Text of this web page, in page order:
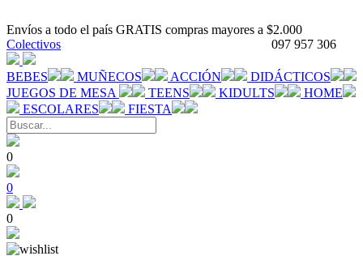
Envíos a todo el país GRATIS compras mayores a $2.000
097 957 306
Colectivos
BEBES MUÑECOS ACCIÓN
DIDÁCTICOS
JUEGOS DE MESA
TEENS KIDULTS
HOME
ESCOLARES
FIESTA
0
0
0